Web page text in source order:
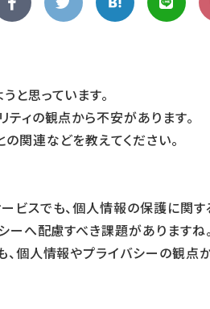
と思っています。
ティの観点から不安があります。
関連などを教えてください。
ビスでも、個人情報の保護に関す
ーへ配慮すべき課題がありますね。
、個人情報やプライバシーの観点